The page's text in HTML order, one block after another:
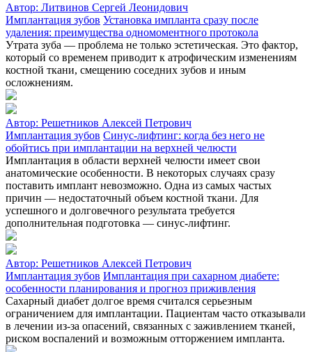
Автор: Литвинов Сергей Леонидович
Имплантация зубов Установка импланта сразу после
удаления: преимущества одномоментного протокола
Утрата зуба — проблема не только эстетическая. Это фактор,
который со временем приводит к атрофическим изменениям
костной ткани, смещению соседних зубов и иным
осложнениям.
Автор: Решетников Алексей Петрович
Имплантация зубов Синус-лифтинг: когда без него не
обойтись при имплантации на верхней челюсти
Имплантация в области верхней челюсти имеет свои
анатомические особенности. В некоторых случаях сразу
поставить имплант невозможно. Одна из самых частых
причин — недостаточный объем костной ткани. Для
успешного и долговечного результата требуется
дополнительная подготовка — синус-лифтинг.
Автор: Решетников Алексей Петрович
Имплантация зубов Имплантация при сахарном диабете:
особенности планирования и прогноз приживления
Сахарный диабет долгое время считался серьезным
ограничением для имплантации. Пациентам часто отказывали
в лечении из-за опасений, связанных с заживлением тканей,
риском воспалений и возможным отторжением импланта.